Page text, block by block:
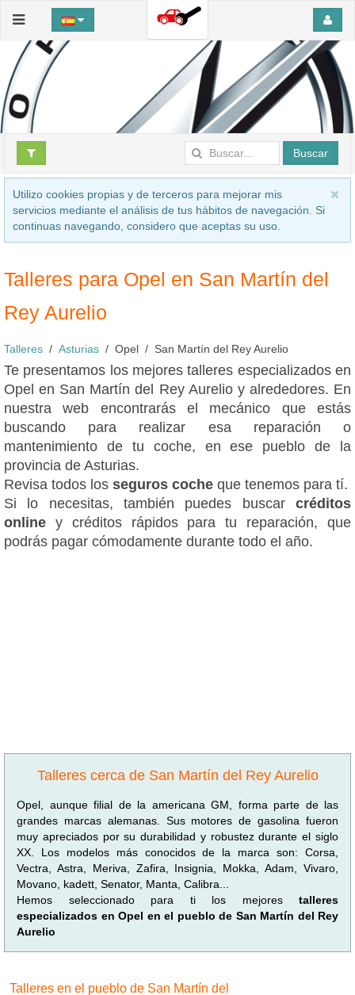
Buscar
Utilizo cookies propias y de terceros para mejorar mis
servicios mediante el análisis de tus hábitos de navegación. Si
continuas navegando, considero que aceptas su uso.
Talleres para Opel en San Martín del
Rey Aurelio
Talleres Asturias Opel San Martín del Rey Aurelio
Te presentamos los mejores talleres especializados en
Opel en San Martín del Rey Aurelio y alrededores. En
nuestra web encontrarás el mecánico que estás
buscando para realizar esa reparación o
mantenimiento de tu coche, en ese pueblo de la
provincia de Asturias.
Revisa todos los seguros coche que tenemos para tí.
Si lo necesitas, también puedes buscar créditos
online y créditos rápidos para tu reparación, que
podrás pagar cómodamente durante todo el año.
Talleres cerca de San Martín del Rey Aurelio
Opel, aunque filial de la americana GM, forma parte de las
grandes marcas alemanas. Sus motores de gasolina fueron
muy apreciados por su durabilidad y robustez durante el siglo
XX. Los modelos más conocidos de la marca son: Corsa,
Vectra, Astra, Meriva, Zafira, Insignia, Mokka, Adam, Vivaro,
Movano, kadett, Senator, Manta, Calibra...
Hemos seleccionado para ti los mejores talleres
especializados en Opel en el pueblo de San Martín del Rey
Aurelio
Talleres en el pueblo de San Martín del